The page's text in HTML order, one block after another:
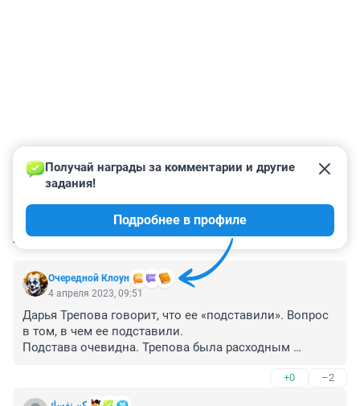
КОММЕНТАРИИ 19
Очередной Клоун
Получай награды за комментарии и другие
задания!
Подробнее в профиле
4 апреля 2023, 09:51
Дарья Трепова говорит, что ее «подставили». Вопрос
в том, в чем ее подставили.
Подстава очевидна. Трепова была расходным
+0 –2